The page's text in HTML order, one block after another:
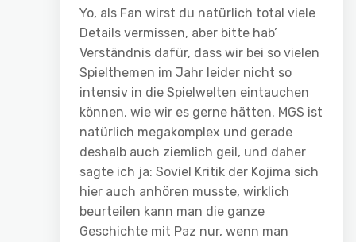
Yo, als Fan wirst du natürlich total viele
Details vermissen, aber bitte hab’
Verständnis dafür, dass wir bei so vielen
Spielthemen im Jahr leider nicht so
intensiv in die Spielwelten eintauchen
können, wie wir es gerne hätten. MGS ist
natürlich megakomplex und gerade
deshalb auch ziemlich geil, und daher
sagte ich ja: Soviel Kritik der Kojima sich
hier auch anhören musste, wirklich
beurteilen kann man die ganze
Geschichte mit Paz nur, wenn man